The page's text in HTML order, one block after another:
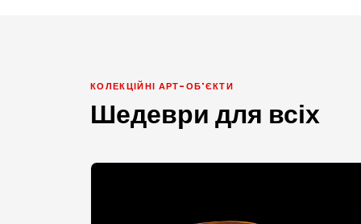
КОЛЕКЦІЙНІ АРТ-ОБ'ЄКТИ
Шедеври для всіх